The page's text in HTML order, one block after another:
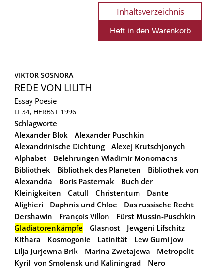
Inhaltsverzeichnis
VIKTOR SOSNORA
REDE VON LILITH
Essay Poesie
LI 34, HERBST 1996
Schlagworte
Alexander Blok
Alexander Puschkin
Alexandrinische Dichtung
Alexej Krutschjonych
Alphabet
Belehrungen Wladimir Monomachs
Bibliothek
Bibliothek des Planeten
Bibliothek von
Alexandria
Boris Pasternak
Buch der
Kleinigkeiten
Catull Christentum
Dante
Alighieri
Daphnis und Chloe
Das russische Recht
Dershawin
François Villon
Fürst Mussin-Puschkin
Gladiatorenkämpfe
Glasnost
Jewgeni Lifschitz
Kithara
Kosmogonie Latinität
Lew Gumiljow
Lilja Jurjewna Brik
Marina Zwetajewa
Metropolit
Kyrill von Smolensk und Kaliningrad
Nero